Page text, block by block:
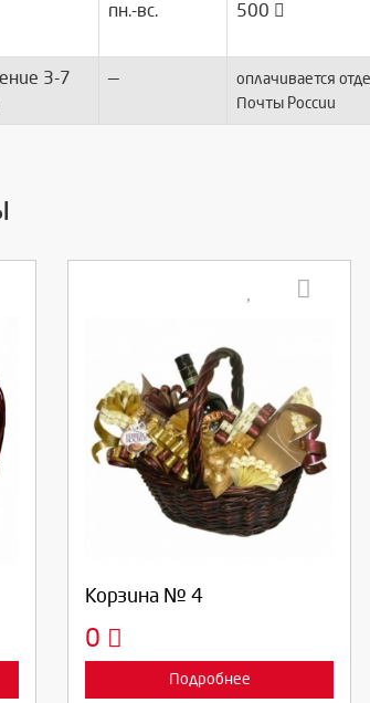
пн.-вс. 500
3-7
—
оплачивается
Почты России
Корзина № 4
0
Подробнее
Выберите количество:
Продолжить Отмена